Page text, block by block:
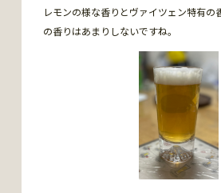
レモンの様な香りとヴァイツェン特有の
の香りはあまりしないですね。
甘味も苦味も かなり控えめに感じます。